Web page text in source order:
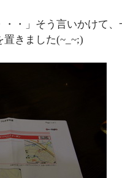
・・」そう言いかけて
きました(~_~;)